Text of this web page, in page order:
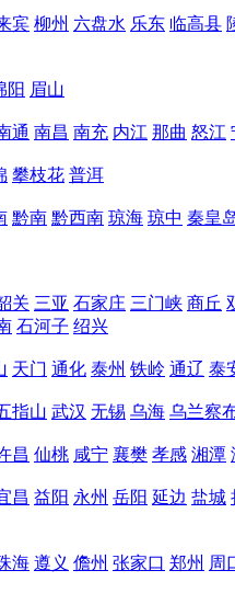
宾 柳州 六盘水 乐东 临高县
阳 眉山
通 南昌 南充 内江 那曲 怒江
攀枝花 普洱
黔南 黔西南 琼海 琼中 秦皇
关 三亚 石家庄 三门峡 商丘
石河子 绍兴
天门 通化 泰州 铁岭 通辽 泰
指山 武汉 无锡 乌海 乌兰察
昌 仙桃 咸宁 襄樊 孝感 湘潭
昌 益阳 永州 岳阳 延边 盐城
海 遵义 儋州 张家口 郑州 周